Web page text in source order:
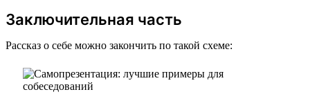
Заключительная часть
Рассказ о себе можно закончить по такой схеме: